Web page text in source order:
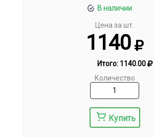
В наличии
Цена за шт.
1140
Итого: 1140.00
Количество
Купить